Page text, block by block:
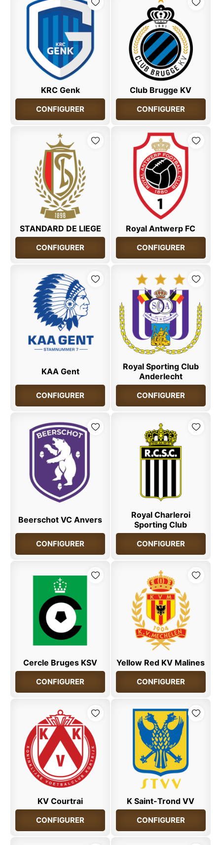
KRC Genk
CONFIGURER
Club Brugge KV
CONFIGURER
STANDARD DE LIEGE
CONFIGURER
Royal Antwerp FC
CONFIGURER
KAA Gent
CONFIGURER
Royal Sporting Club
Anderlecht
CONFIGURER
Beerschot VC Anvers
CONFIGURER
Royal Charleroi
Sporting Club
CONFIGURER
Cercle Bruges KSV
CONFIGURER
Yellow Red KV Malines
CONFIGURER
KV Courtrai
CONFIGURER
K Saint-Trond VV
CONFIGURER